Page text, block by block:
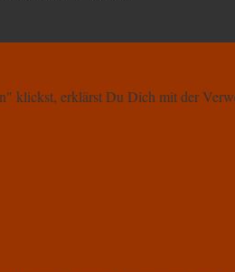
klickst, erklärst Du Dich mit der